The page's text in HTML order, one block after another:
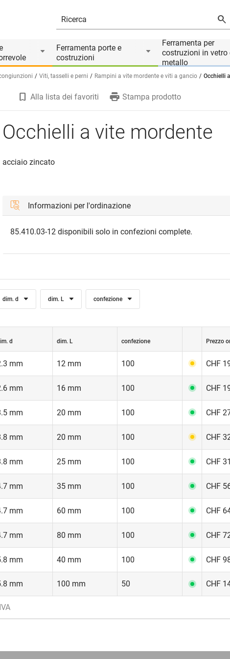
Ferramenta porte e
costruzioni
Ferramenta per
costruzioni in vetro
metallo
Viti, tasselli e perni Rampini a vite mordente e viti a gancio Occhielli
Alla lista dei favoriti Stampa prodotto
Occhielli a vite mordente
acciaio zincato
Informazioni per l'ordinazione
85.410.03-12 disponibili solo in confezioni complete.
dim. d dim. L confezione
d dim. L confezione Prezzo
mm 12 mm 100 CHF
mm 16 mm 100 CHF
mm 20 mm 100 CHF
mm 20 mm 100 CHF
mm 25 mm 100 CHF
mm 35 mm 100 CHF
mm 60 mm 100 CHF
mm 80 mm 100 CHF
mm 40 mm 100 CHF
mm 100 mm 50 CHF